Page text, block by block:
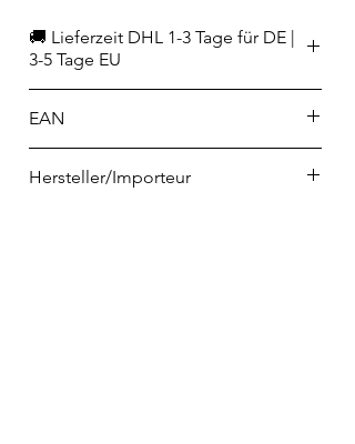
🚚 Lieferzeit DHL 1-3 Tage für DE |
3-5 Tage EU
EAN
Hersteller/Importeur